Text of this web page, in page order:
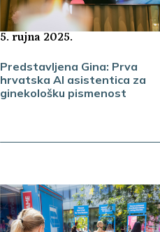
5. rujna 2025.
Predstavljena Gina: Prva
hrvatska AI asistentica za
ginekološku pismenost